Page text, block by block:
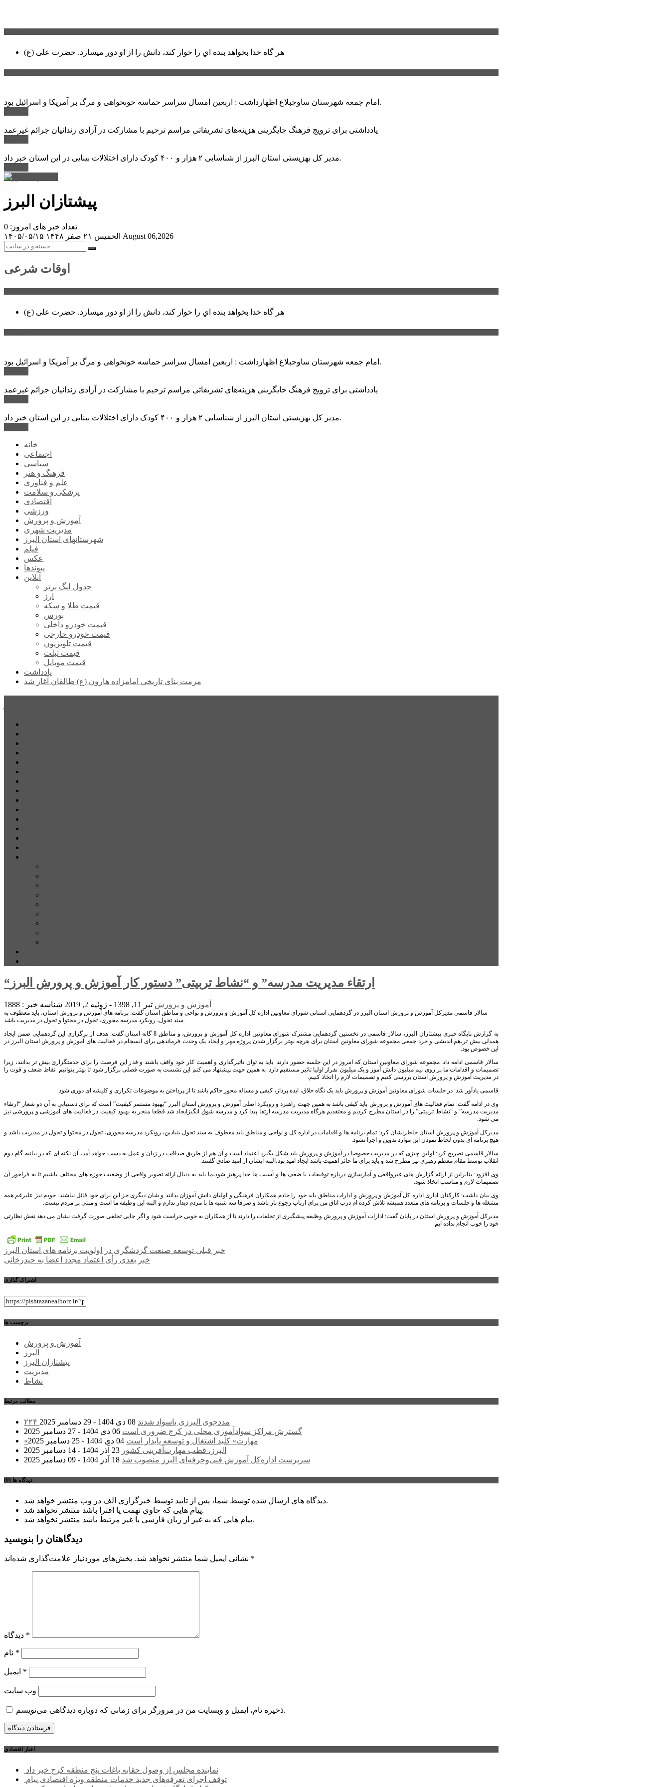
هر گاه خدا بخواهد بنده اي را خوار كند، دانش را از او دور میسازد. حضرت علی (ع)
امام جمعه شهرستان ساوجبلاغ اظهارداشت : اربعین امسال سراسر حماسه خونخواهی و مرگ بر آمریکا و اسرائیل بود.
یادداشتی برای ترویج فرهنگ جایگزینی هزینه‌های تشریفاتی مراسم ترحیم با مشارکت در آزادی زندانیان جرائم غیرعمد
مدیر کل بهزیستی استان البرز از شناسایی ۲ هزار و ۴۰۰ کودک دارای اختلالات بینایی در این استان خبر داد.
پیشتازان البرز
تعداد خبر های امروز: 0
۱۴۰۵/۰۵/۱۵
الخميس ۲۱ صفر ۱۴۴۸ August 06,2026
اوقات شرعی
هر گاه خدا بخواهد بنده اي را خوار كند، دانش را از او دور میسازد. حضرت علی (ع)
امام جمعه شهرستان ساوجبلاغ اظهارداشت : اربعین امسال سراسر حماسه خونخواهی و مرگ بر آمریکا و اسرائیل بود.
یادداشتی برای ترویج فرهنگ جایگزینی هزینه‌های تشریفاتی مراسم ترحیم با مشارکت در آزادی زندانیان جرائم غیرعمد
مدیر کل بهزیستی استان البرز از شناسایی ۲ هزار و ۴۰۰ کودک دارای اختلالات بینایی در این استان خبر داد.
خانه
اجتماعی
سیاسی
فرهنگ و هنر
علم و فناوری
پزشکی و سلامت
اقتصادی
ورزشی
آموزش و پرورش
مدیریت شهری
شهرستانهای استان البرز
فیلم
عکس
پیوندها
آنلاین
جدول لیگ برتر
ارز
قیمت طلا و سکه
بورس
قیمت خودرو داخلی
قیمت خودرو خارجی
قیمت تلویزیون
قیمت تبلت
قیمت موبایل
یادداشت
مرمت بنای تاریخی امامزاده هارون (ع) طالقان آغاز شد
“ارتقاء مدیریت مدرسه” و “نشاط تربیتی” دستور کار آموزش و پرورش البرز
آموزش و پرورش تیر 11, 1398 - ژوئیه 2, 2019 شناسه خبر : 1888
سالار قاسمی مدیرکل آموزش و پرورش استان البرز در گردهمایی استانی شورای معاونین اداره کل آموزش و پرورش و نواحی و مناطق استان گفت: برنامه های آموزش و پرورش استان، باید معطوف به
سند تحول، رویکرد مدرسه محوری، تحول در محتوا و تحول در مدیریت باشد.
به گزارش پایگاه خبری پیشتازان البرز، سالار قاسمی در نخستین گردهمایی مشترک شورای معاونین اداره کل آموزش و پرورش، و مناطق 8 گانه استان گفت: هدف از برگزاری این گردهمایی ضمن ایجاد
همدلی بیش تر،هم اندیشی و خرد جمعی مجموعه شورای معاونین استان برای هرچه بهتر برگزار شدن پروژه مهر و ایجاد یک وحدت فرماندهی برای انسجام در فعالیت های آموزش و پرورش استان البرز در
این خصوص بود.
سالار قاسمی ادامه داد: مجموعه شورای معاونین استان که امروز در این جلسه حضور دارند باید به توان تاثیرگذاری و اهمیت کار خود واقف باشند و قدر این فرصت را برای خدمتگزاری بیش تر بدانند، زیرا
تصمیمات و اقدامات ما بر روی نیم میلیون دانش آموز و یک میلیون نفراز اولیا تاثیر مستقیم دارد. به همین جهت پیشنهاد می کنم این نشست به صورت فصلی برگزار شود تا بهتر بتوانیم نقاط ضعف و قوت را
در مدیریت آموزش و پرورش استان بررسی کنیم و تصمیمات لازم را اتخاذ کنیم.
قاسمی یادآور شد: در جلسات شورای معاونین آموزش و پرورش باید یک نگاه خلاق، ایده پرداز، کیفی و مساله محور حاکم باشد تا از پرداختن به موضوعات تکراری و کلیشه ای دوری شود.
وی در ادامه گفت: تمام فعالیت های آموزش و پرورش باید کیفی باشد به همین جهت راهبرد و رویکرد اصلی آموزش و پرورش استان البرز “بهبود مستمر کیفیت” است که برای دستیابی به آن دو شعار “ارتقاء
مدیریت مدرسه” و “نشاط تربیتی” را در استان مطرح کردیم و معتقدیم هرگاه مدیریت مدرسه ارتقا پیدا کرد و مدرسه شوق انگیزایجاد شد قطعا منجر به بهبود کیفیت در فعالیت های آموزشی و پرورشی نیز
می شود.
مدیرکل آموزش و پرورش استان خاطرنشان کرد: تمام برنامه ها و اقدامات در اداره کل و نواحی و مناطق باید معطوف به سند تحول بنیادین، رویکرد مدرسه محوری، تحول در محتوا و تحول در مدیریت باشد و
هیچ برنامه ای بدون لحاظ نمودن این موارد تدوین و اجرا نشود.
سالار قاسمی تصریح کرد: اولین چیزی که در مدیریت خصوصا در آموزش و پرورش باید شکل بگیرد اعتماد است و آن هم از طریق صداقت در زبان و عمل به دست خواهد آمد، آن نکته ای که در بیانیه گام دوم
انقلاب توسط مقام معظم رهبری نیز مطرح شد و باید برای ما حائز اهمیت باشد ایجاد امید بود،البته ایشان از امید صادق گفتند.
وی افزود: بنابراین از ارائه گزارش های غیرواقعی و آمارسازی درباره توفیقات یا ضعف ها و آسیب ها جدا پرهیز شود،ما باید به دنبال ارائه تصویر واقعی از وضعیت حوزه های مختلف باشیم تا به فراخور آن
تصمیمات لازم و مناسب اتخاذ شود.
وی بیان داشت: کارکنان اداری اداره کل آموزش و پرورش و ادارات مناطق باید خود را خادم همکاران فرهنگی و اولیای دانش آموزان بدانند و شان دیگری جز این برای خود قائل نباشند. خودم نیز علیرغم همه
مشغله ها و جلسات و برنامه های متعدد همیشه تلاش کرده ام درب اتاق من برای ارباب رجوع باز باشد و صرفا سه شنبه ها با مردم دیدار ندارم و البته این وظیفه ما است و منتی بر مردم نیست.
مدیرکل آموزش و پرورش استان در پایان گفت: ادارات آموزش و پرورش وظیفه پیشگیری از تخلفات را دارند تا از همکاران به خوبی حراست شود و اگر جایی تخلفی صورت گرفت نشان می دهد نقش نظارتی
خود را خوب انجام نداده ایم.
راهبری
نوشته
خبر قبلی توسعه صنعت گردشگری در اولویت برنامه های استان البرز
خبر بعدی رأی اعتماد مجدد اعضا به حیدرخانی
اشتراک گذاری
برچسب ها
آموزش و پرورش
البرز
پیشتازان البرز
مدیریت
نشاط
مطالب مرتبط
۲۲۴ مددجوی البرزی باسواد شدند 08 دی 1404 - 29 دسامبر 2025
گسترش مراکز سوادآموزی محلی در کرج ضروری است 06 دی 1404 - 27 دسامبر 2025
«مهارت» کلید اشتغال و توسعه پایدار است 04 دی 1404 - 25 دسامبر 2025
البرز، قطب مهارت‌آفرینی کشور 23 آذر 1404 - 14 دسامبر 2025
سرپرست اداره‌کل آموزش فنی‌وحرفه‌ای البرز منصوب شد 18 آذر 1404 - 09 دسامبر 2025
دیدگاه ها (0)
دیدگاه های ارسال شده توسط شما، پس از تایید توسط خبرگزاری الف در وب منتشر خواهد شد.
پیام هایی که حاوی تهمت یا افترا باشد منتشر نخواهد شد.
پیام هایی که به غیر از زبان فارسی یا غیر مرتبط باشد منتشر نخواهد شد.
دیدگاهتان را بنویسید
نشانی ایمیل شما منتشر نخواهد شد. *
*
*
*
وب‌ سایت
ذخیره نام، ایمیل و وبسایت من در مرورگر برای زمانی که دوباره دیدگاهی می‌نویسم.
اخبار اقتصادی
نماینده مجلس از وصول حقابه باغات پنج منطقه کرج خبر داد
توقف اجرای تعرفه‌های جدید خدمات منطقه ویژه اقتصادی پیام